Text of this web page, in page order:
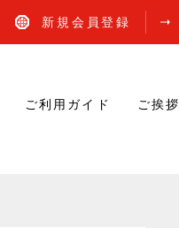
ご利用ガイド ご挨拶
新規会員登録